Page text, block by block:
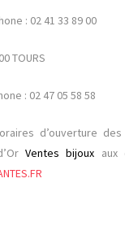
: 02 41 33 89 00
TOURS
: 02 47 05 58 58
d’ouverture
Ventes bijoux aux